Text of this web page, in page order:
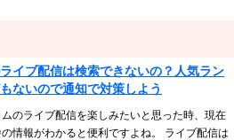
イブ配信は検索できないの？人気ラン
ないので通知で対策しよう
のライブ配信を楽しみたいと思った時、現在
情報がわかると便利ですよね。 ライブ配信は